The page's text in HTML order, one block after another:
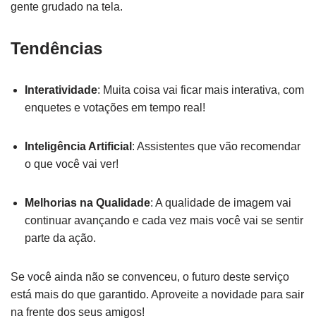
gente grudado na tela.
Tendências
Interatividade: Muita coisa vai ficar mais interativa, com
enquetes e votações em tempo real!
Inteligência Artificial : Assistentes que vão recomendar
o que você vai ver!
Melhorias na Qualidade: A qualidade de imagem vai
continuar avançando e cada vez mais você vai se sentir
parte da ação.
Se você ainda não se convenceu, o futuro deste serviço
está mais do que garantido. Aproveite a novidade para sair
na frente dos seus amigos!